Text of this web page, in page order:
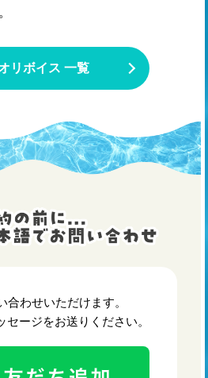
リボイス 一覧
合わせいただけます。
ージをお送りください。